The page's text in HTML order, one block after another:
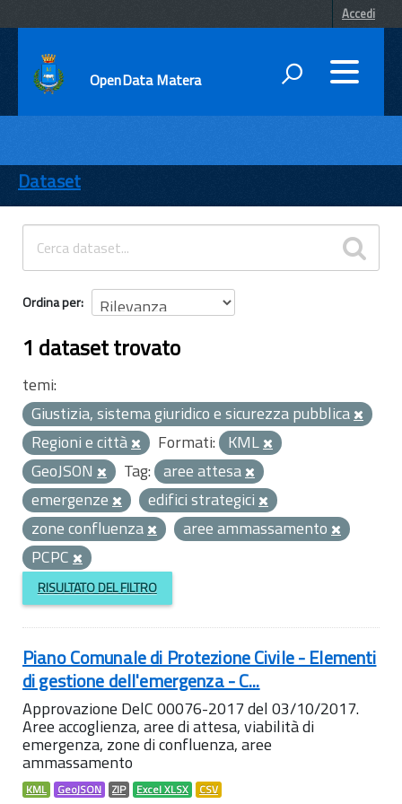
Accedi
OpenData Matera
ENTI
TEMI
INFORMAZIONI
Dataset
Ordina per
1 dataset trovato
temi:
Giustizia, sistema giuridico e sicurezza pubblica
Regioni e città
Formati: KML
GeoJSON
Tag: aree attesa
emergenze
edifici strategici
zone confluenza
aree ammassamento
PCPC
RISULTATO DEL FILTRO
Piano Comunale di Protezione Civile - Elementi
di gestione dell'emergenza - C...
Approvazione DelC 00076-2017 del 03/10/2017.
Aree accoglienza, aree di attesa, viabilità di
emergenza, zone di confluenza, aree
ammassamento
KML GeoJSON ZIP Excel XLSX CSV